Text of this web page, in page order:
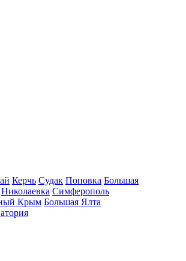
Керчь Судак Поповка Большая
Николаевка Симферополь
Крым Большая Ялта